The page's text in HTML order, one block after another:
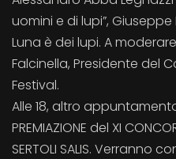
uomini e di lupi”,
Luna è dei lupi. A
Falcinella, Presidente del
Festival.
Alle 18, altro
PREMIAZIONE del XI
SERTOLI SALIS. Verranno